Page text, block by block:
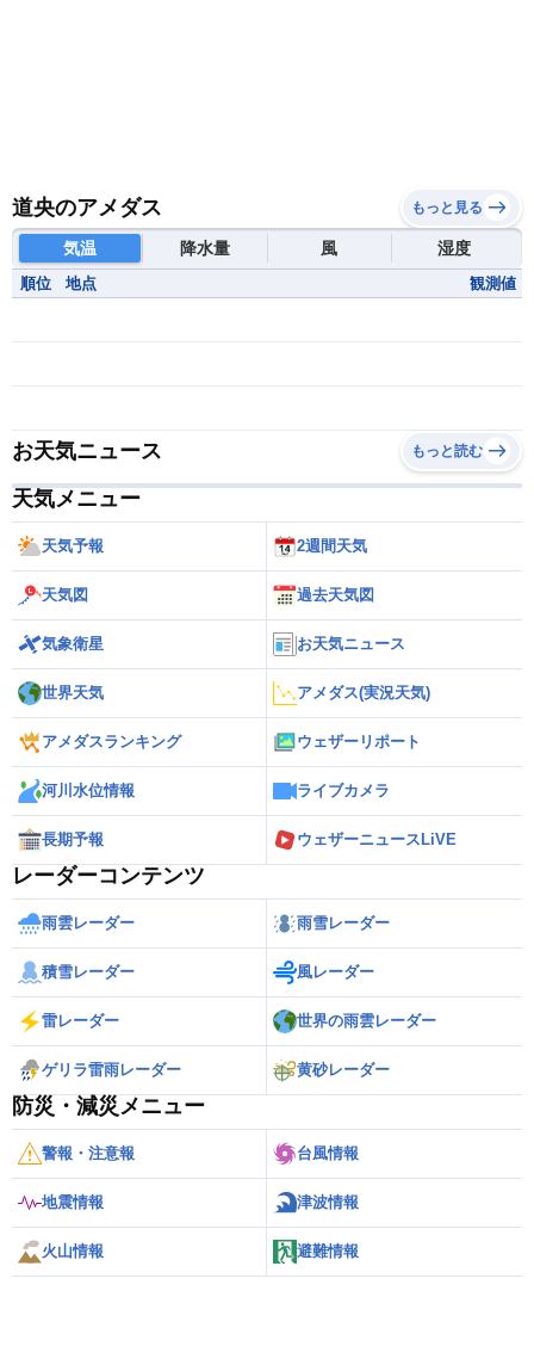
道央のアメダス もっと見る
気温 降水量 風 湿度
順位 地点 観測値
お天気ニュース もっと読む
天気メニュー
天気予報 2週間天気
天気図 過去天気図
気象衛星 お天気ニュース
世界天気 アメダス(実況天気)
アメダスランキング ウェザーリポート
河川水位情報 ライブカメラ
長期予報 ウェザーニュースLiVE
レーダーコンテンツ
雨雲レーダー 雨雪レーダー
積雪レーダー 風レーダー
雷レーダー 世界の雨雲レーダー
ゲリラ雷雨レーダー 黄砂レーダー
防災・減災メニュー
警報・注意報 台風情報
地震情報 津波情報
火山情報 避難情報